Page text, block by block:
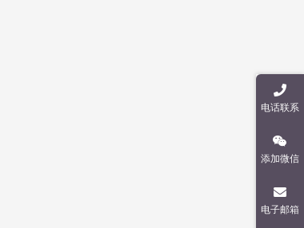
电话联系
添加微信
电子邮箱